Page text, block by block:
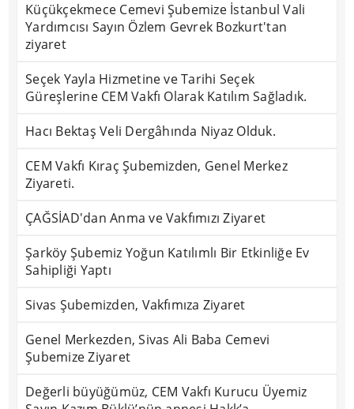
Küçükçekmece Cemevi Şubemize İstanbul Vali
Yardımcısı Sayın Özlem Gevrek Bozkurt'tan
ziyaret
Seçek Yayla Hizmetine ve Tarihi Seçek
Güreşlerine CEM Vakfı Olarak Katılım Sağladık.
Hacı Bektaş Veli Dergâhında Niyaz Olduk.
CEM Vakfı Kıraç Şubemizden, Genel Merkez
Ziyareti.
ÇAĞSİAD'dan Anma ve Vakfımızı Ziyaret
Şarköy Şubemiz Yoğun Katılımlı Bir Etkinliğe Ev
Sahipliği Yaptı
Sivas Şubemizden, Vakfımıza Ziyaret
Genel Merkezden, Sivas Ali Baba Cemevi
Şubemize Ziyaret
Değerli büyüğümüz, CEM Vakfı Kurucu Üyemiz